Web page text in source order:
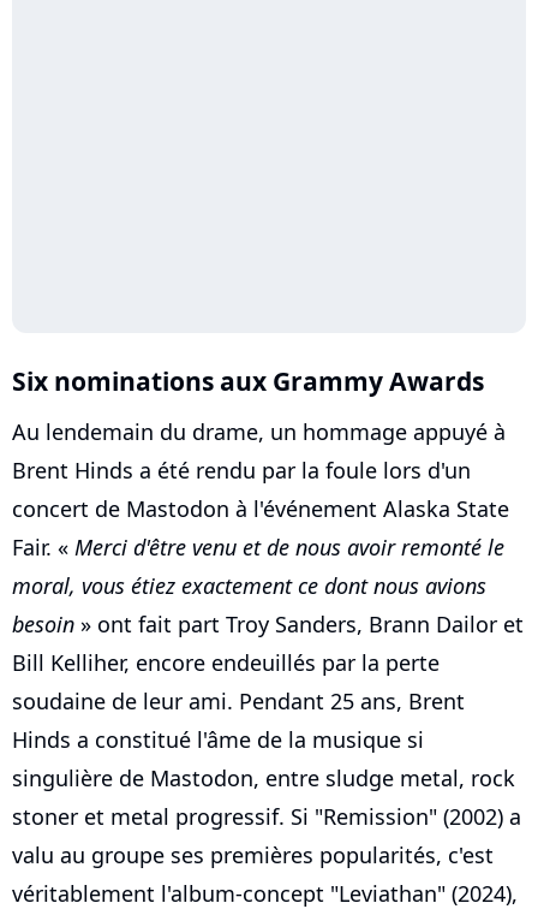
Six nominations aux Grammy Awards
Au lendemain du drame, un hommage appuyé à
Brent Hinds a été rendu par la foule lors d'un
concert de Mastodon à l'événement Alaska State
Fair. « Merci d'être venu et de nous avoir remonté le
moral, vous étiez exactement ce dont nous avions
besoin » ont fait part Troy Sanders, Brann Dailor et
Bill Kelliher, encore endeuillés par la perte
soudaine de leur ami. Pendant 25 ans, Brent
Hinds a constitué l'âme de la musique si
singulière de Mastodon, entre sludge metal, rock
stoner et metal progressif. Si "Remission" (2002) a
valu au groupe ses premières popularités, c'est
véritablement l'album-concept "Leviathan" (2024),